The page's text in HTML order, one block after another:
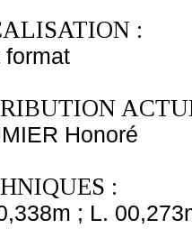
:
format
Honoré
:
; L.